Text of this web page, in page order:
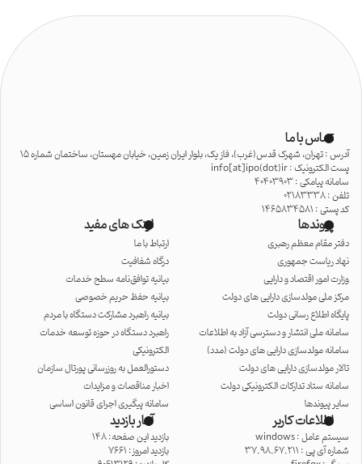
تماس با ما
آدرس : تهران، شهرک قدس(غرب)، فاز یک، بلوار ایران زمین، خیابان مهستان، ساختمان شماره 15
پست الکترونیک : info[at]ipo(dot)ir
سامانه پیامکی : 40403903
تلفن : 02183338
کد پستی : 1465834581
پیوندها
دفتر مقام معظم رهبری
نهاد ریاست جمهوری
وزارت امور اقتصاد و دارایی
مرکز ملی مولدسازی دارایی های دولت
پایگاه اطلاع رسانی دولت
سامانه ملی انتشار و دسترسی آزاد به اطلاعات
سامانه مولدسازی دارایی های دولت (مدد)
تالار مولدسازی دارایی های دولت
سامانه ستاد تدارکات الکترونیکی دولت
سایر پیوندها
لینک های مفید
ارتباط با ما
درگاه شفافیت
بیانیه توافق‌نامه سطح خدمات
بیانیه حفظ حریم خصوصی
بیانیه راهبرد مشارکت دستگاه با مردم
راهبرد دستگاه در حوزه توسعه خدمات
الکترونیکی
دستورالعمل به روزرسانی پورتال سازمان
اخبار مناقصات و مزایدات
سامانه پیگیری اجرای قانون اساسی
اطلاعات کاربر
سیستم عامل :windows
شماره آی پی : 37.98.67.211
آمار بازدید
بازدید این صفحه: 148
بازدید امروز: 7661